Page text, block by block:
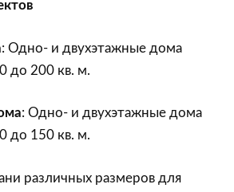
: Одно- и двухэтажные дома
до 200 кв. м.
: Одно- и двухэтажные дома
до 150 кв. м.
различных размеров для